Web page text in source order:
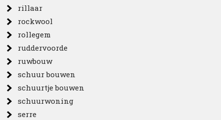
rillaar
rockwool
rollegem
ruddervoorde
ruwbouw
schuur bouwen
schuurtje bouwen
schuurwoning
serre